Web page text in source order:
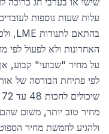
עלות שעות נוספות
האחרונות ולא לפעול לפי
על מחיר "שבועי" קבוע,
לפי פתיחת הבורסה של
מחיר טוב יותר, משום
ולהגיע לחמשת מחיר